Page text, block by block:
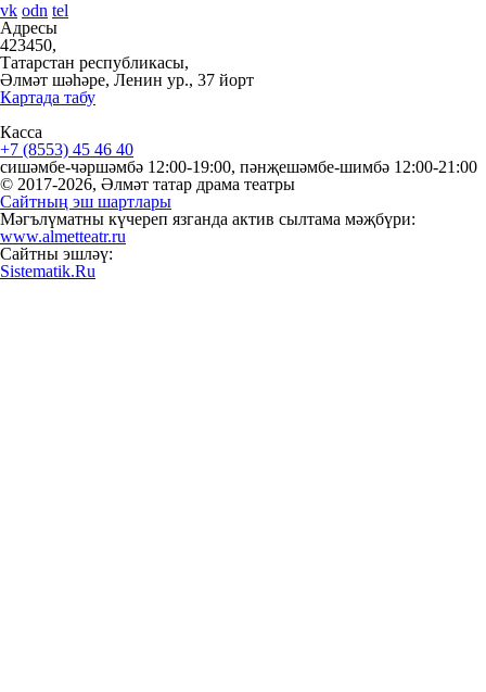
vk odn tel
Адресы
423450,
Татарстан республикасы,
Әлмәт шәһәре, Ленин ур., 37 йорт
Картада табу
Касса
+7 (8553) 45 46 40
сишәмбе-чәршәмбә 12:00-19:00, пәнҗешәмбе-шимбә 12:00-21:00
© 2017-2026, Әлмәт татар драма театры
Сайтның эш шартлары
Мәгълүматны күчереп язганда актив сылтама мәҗбүри:
www.almetteatr.ru
Сайтны эшләү:
Sistematik.Ru